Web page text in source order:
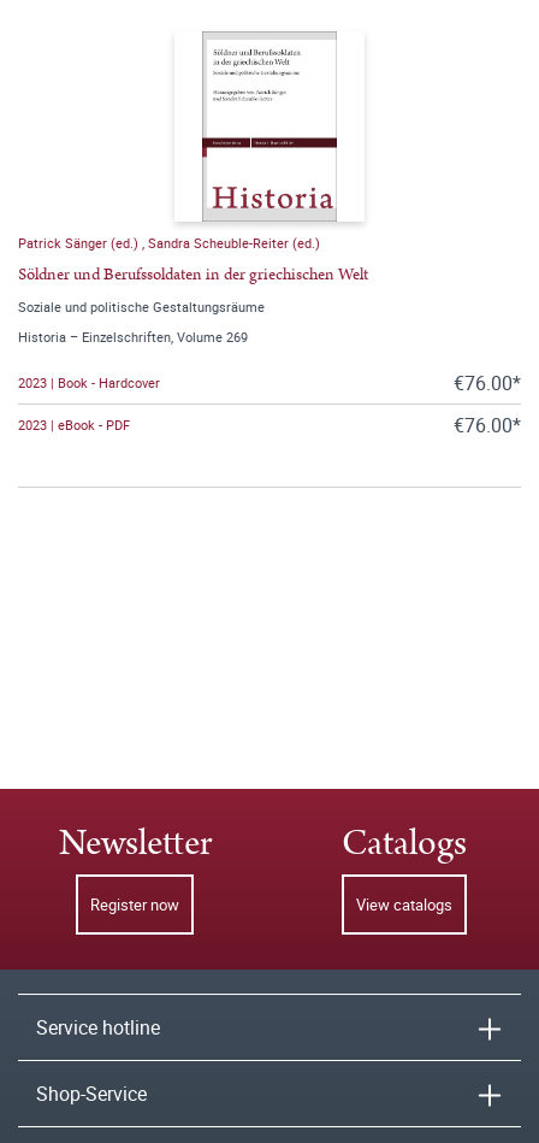
Patrick Sänger (ed.) Sandra Scheuble-Reiter (ed.)
Söldner und Berufssoldaten in der griechischen Welt
Soziale und politische Gestaltungsräume
Historia – Einzelschriften, Volume 269
2023 | Book - Hardcover €76.00*
2023 | eBook - PDF €76.00*
Newsletter
Register now
Catalogs
View catalogs
Service hotline
Shop-Service